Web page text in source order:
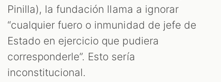
Pinilla), la fundación llama a ignorar
“cualquier fuero o inmunidad de jefe de
Estado en ejercicio que pudiera
corresponderle”. Esto sería
inconstitucional.